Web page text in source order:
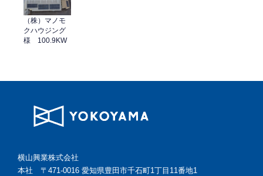
（株）マノモ
クハウジング
様 100.9KW
横山興業株式会社
本社 〒471-0016 愛知県豊田市千石町1丁目11番地1